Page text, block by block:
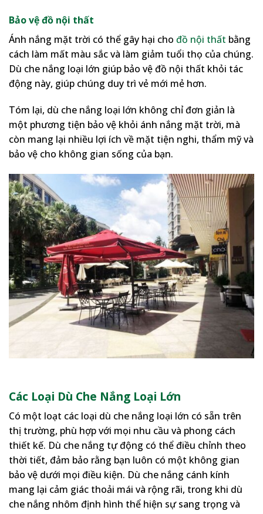
Bảo vệ đồ nội thất
Ánh nắng mặt trời có thể gây hại cho đồ nội thất bằng
cách làm mất màu sắc và làm giảm tuổi thọ của chúng.
Dù che nắng loại lớn giúp bảo vệ đồ nội thất khỏi tác
động này, giúp chúng duy trì vẻ mới mẻ hơn.
Tóm lại, dù che nắng loại lớn không chỉ đơn giản là
một phương tiện bảo vệ khỏi ánh nắng mặt trời, mà
còn mang lại nhiều lợi ích về mặt tiện nghi, thẩm mỹ và
bảo vệ cho không gian sống của bạn.
Các Loại Dù Che Nắng Loại Lớn
Có một loạt các loại dù che nắng loại lớn có sẵn trên
thị trường, phù hợp với mọi nhu cầu và phong cách
thiết kế. Dù che nắng tự động có thể điều chỉnh theo
thời tiết, đảm bảo rằng bạn luôn có một không gian
bảo vệ dưới mọi điều kiện. Dù che nắng cánh kính
mang lại cảm giác thoải mái và rộng rãi, trong khi dù
che nắng nhôm định hình thể hiện sự sang trọng và